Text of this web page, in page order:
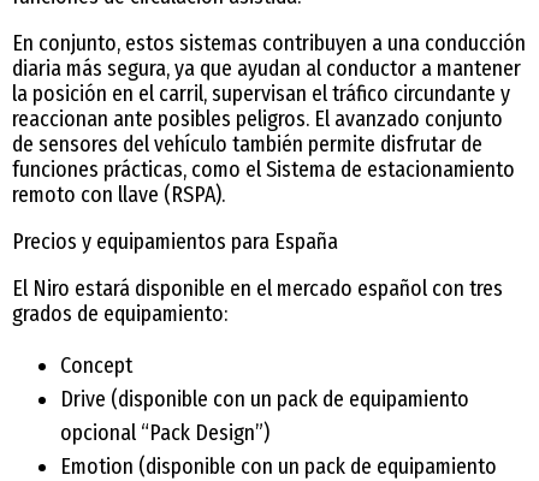
En conjunto, estos sistemas contribuyen a una conducción
diaria más segura, ya que ayudan al conductor a mantener
la posición en el carril, supervisan el tráfico circundante y
reaccionan ante posibles peligros. El avanzado conjunto
de sensores del vehículo también permite disfrutar de
funciones prácticas, como el Sistema de estacionamiento
remoto con llave (RSPA).
Precios y equipamientos para España
El Niro estará disponible en el mercado español con tres
grados de equipamiento:
Concept
Drive (disponible con un pack de equipamiento
opcional “Pack Design”)
Emotion (disponible con un pack de equipamiento